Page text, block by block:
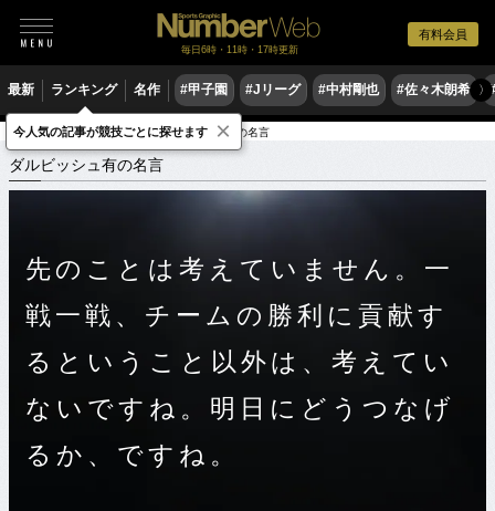
有料会員
毎日6時・11時・17時更新
最新 ランキング 名作 #甲子園 #Jリーグ #中村剛也 #佐々木朗希 〉
スポーツ名言集 タ ダルビッシュ有の名言
ダルビッシュ有の名言
先のことは考えていません。一
戦一戦、チームの勝利に貢献す
るということ以外は、考えてい
ないですね。明日にどうつなげ
るか、ですね。
今人気の記事が競技ごとに探せます ×